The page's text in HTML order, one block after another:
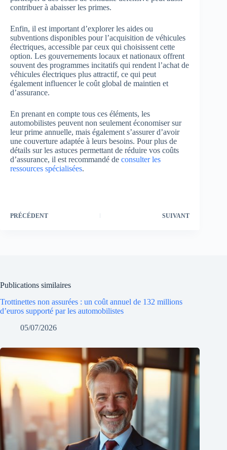
contribuer à abaisser les primes.
Enfin, il est important d’explorer les aides ou
subventions disponibles pour l’acquisition de véhicules
électriques, accessible par ceux qui choisissent cette
option. Les gouvernements locaux et nationaux offrent
souvent des programmes incitatifs qui rendent l’achat de
véhicules électriques plus attractif, ce qui peut
également influencer le coût global de maintien et
d’assurance.
En prenant en compte tous ces éléments, les
automobilistes peuvent non seulement économiser sur
leur prime annuelle, mais également s’assurer d’avoir
une couverture adaptée à leurs besoins. Pour plus de
détails sur les astuces permettant de réduire vos coûts
d’assurance, il est recommandé de consulter les
ressources spécialisées.
PRÉCÉDENT SUIVANT
Publications similaires
Trottinettes non assurées : un coût annuel de 132 millions
d’euros supporté par les automobilistes
05/07/2026